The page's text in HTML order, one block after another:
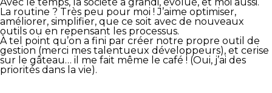
La routine ? Très peu pour moi ! J’aime optimiser,
améliorer, simplifier, que ce soit avec de nouveaux
outils ou en repensant les processus.
À tel point qu’on a fini par créer notre propre outil de
gestion (merci mes talentueux développeurs), et cerise
sur le gâteau… il me fait même le café ! (Oui, j’ai des
priorités dans la vie).